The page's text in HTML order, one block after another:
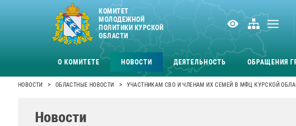
КОМИТЕТ
МОЛОДЕЖНОЙ
ПОЛИТИКИ КУРСКОЙ
ОБЛАСТИ
О КОМИТЕТЕ НОВОСТИ ДЕЯТЕЛЬНОСТЬ ОБРАЩЕНИЯ
НОВОСТИ > ОБЛАСТНЫЕ НОВОСТИ > УЧАСТНИКАМ СВО И ЧЛЕНАМ ИХ СЕМЕЙ В МФЦ КУРСКОЙ
Новости